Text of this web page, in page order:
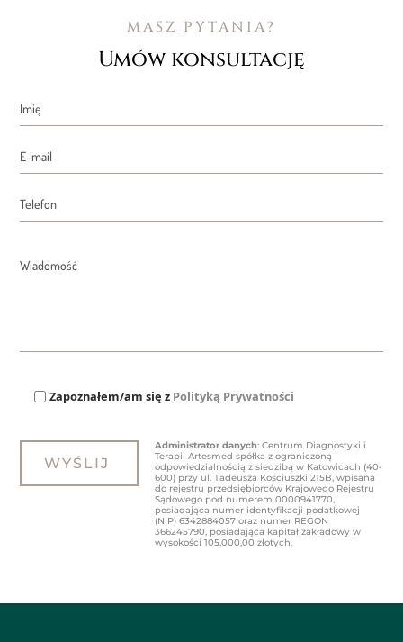
MASZ PYTANIA?
Umów konsultację
Zapoznałem/am się z Polityką Prywatności
Administrator danych: Centrum Diagnostyki i
Terapii Artesmed spółka z ograniczoną
odpowiedzialnością z siedzibą w Katowicach (40-
600) przy ul. Tadeusza Kościuszki 215B, wpisana
do rejestru przedsiębiorców Krajowego Rejestru
Sądowego pod numerem 0000941770,
posiadająca numer identyfikacji podatkowej
(NIP) 6342884057 oraz numer REGON
366245790, posiadająca kapitał zakładowy w
wysokości 105.000,00 złotych.